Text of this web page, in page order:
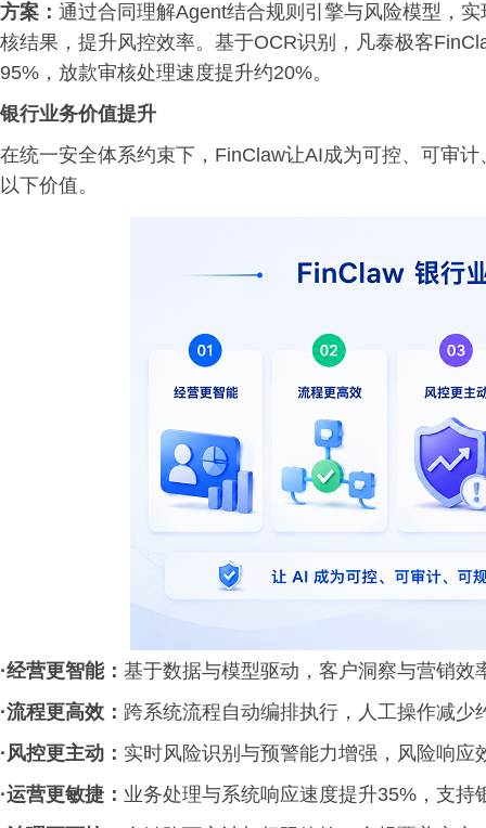
方案： 通过合同理解Agent结合规则引擎与风险模型，
核结果，提升风控效率。基于OCR识别，凡泰极客
95%，放款审核处理速度提升约20%。
银行业务价值提升
在统一安全体系约束下，FinClaw让AI成为可控、可审
以下价值。
·经营更智能： 基于数据与模型驱动，客户洞察与营销效
·流程更高效： 跨系统流程自动编排执行，人工操作减少
·风控更主动： 实时风险识别与预警能力增强，风险响应
·运营更敏捷： 业务处理与系统响应速度提升35%，支持